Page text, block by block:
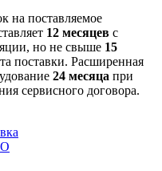
на поставляемое
12 месяцев с
но не свыше 15
поставки. Расширенная
24 месяца при
сервисного договора.